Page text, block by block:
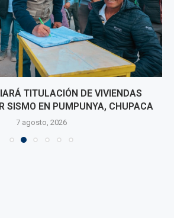
TITULACIÓN DE VIVIENDAS
SISMO EN PUMPUNYA, CHUPACA
7 agosto, 2026